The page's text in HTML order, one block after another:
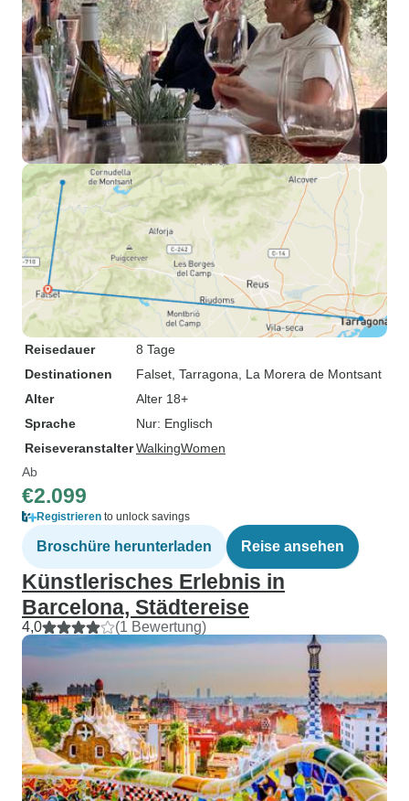
Reisedauer
8 Tage
Destinationen
Falset , Tarragona , La Morera de Montsant
Alter
Alter 18+
Sprache
Nur: Englisch
ReiseveranstalterWalkingWomen
Ab
€2.099
Registrieren to unlock savings
Broschüre herunterladen Reise ansehen
Künstlerisches Erlebnis in
Barcelona, Städtereise
4,0 (1 Bewertung)